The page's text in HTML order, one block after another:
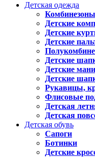
Детская одежда
Детские
Детские
Детские
Детские
Детские
Детские
Рукавицы,
Флисовые
Детская
Детская
Детская обувь
Сапоги
Ботинки
Детские